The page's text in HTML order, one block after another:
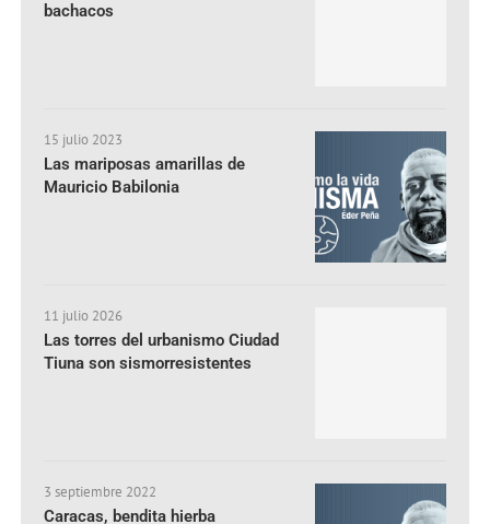
bachacos
15 julio 2023
Las mariposas amarillas de
Mauricio Babilonia
11 julio 2026
Las torres del urbanismo Ciudad
Tiuna son sismorresistentes
3 septiembre 2022
Caracas, bendita hierba